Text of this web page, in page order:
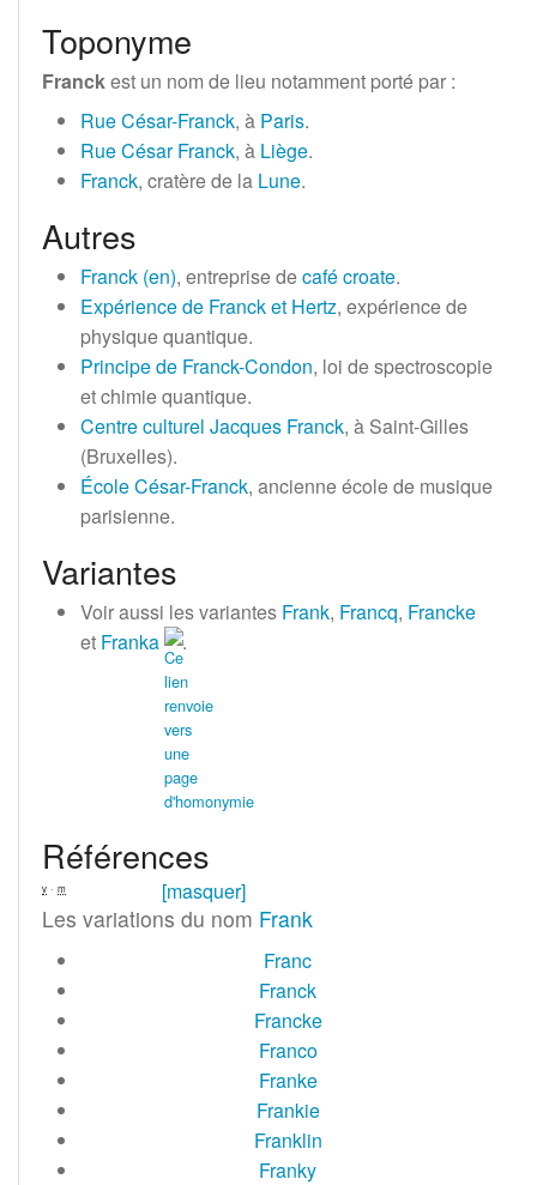
Toponyme
Franckest un nom de lieu notamment porté par :
Rue César-Franck, à Paris.
Rue César Franck, à Liège.
Franck, cratère de la Lune.
Autres
Franck (en), entreprise decafécroate.
Expérience de Franck et Hertz, expérience de
physique quantique.
Principe de Franck-Condon, loi de spectroscopie
et chimie quantique.
Centre culturel Jacques Franck, à Saint-Gilles
(Bruxelles).
École César-Franck, ancienne école de musique
parisienne.
Variantes
Voir aussi les variantes Frank, Francq, Francke
et Franka .
Références
[masquer]
v · m
Les variations du nom Frank
Franc
Franck
Francke
Franco
Franke
Frankie
Franklin
Franky